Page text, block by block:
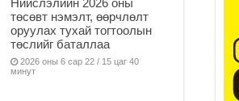
төсөвт нэмэлт, өөрчлөлт
оруулах тухай тогтоолын
төслийг баталлаа
2026 оны 6 сар 22 / 15 цаг 40
минут